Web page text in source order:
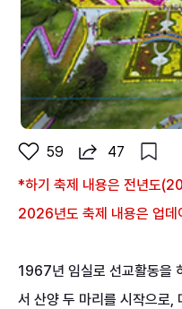
59
47
*하기 축제 내용은 전년도
2026년도 축제 내용은 업데
1967년 임실로 선교활동을
서 산양 두 마리를 시작으로,